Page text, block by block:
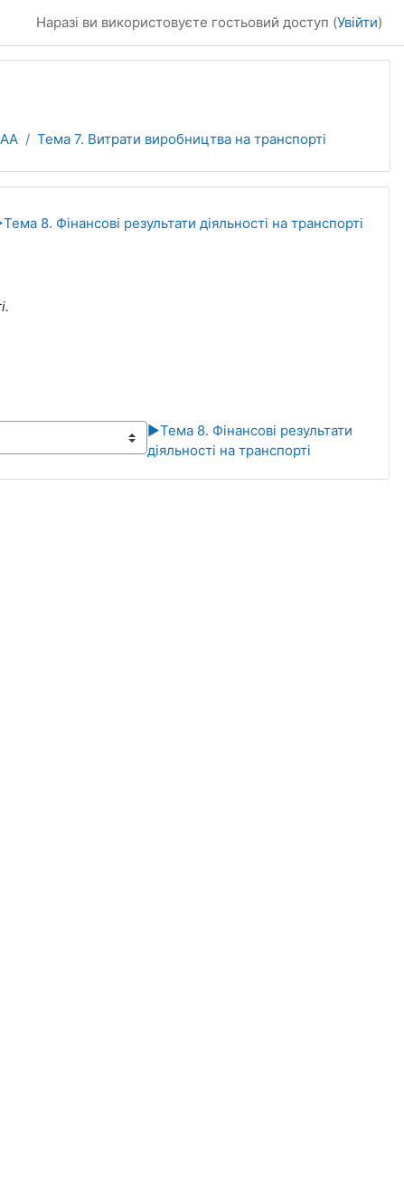
Наразі ви використовуєте гостьовий доступ (Увійти)
Тема 7. Витрати виробництва на транспорті
Тема 8. Фінансові результати діяльності на транспорті
▶︎Тема 8. Фінансові результати
діяльності на транспорті